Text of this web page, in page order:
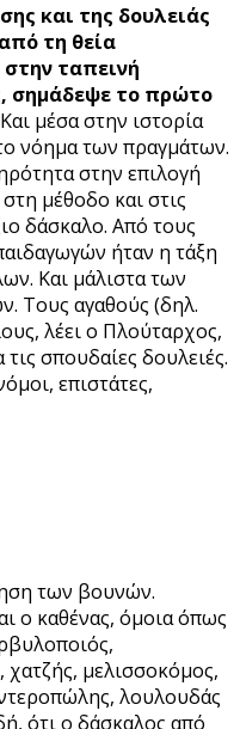
και της δουλειάς
τη θεία
ταπεινή
σημάδεψε το πρώτο
Και μέσα στην ιστορία
νόημα των πραγμάτων.
στην επιλογή
μέθοδο και στις
δάσκαλο. Από τους
ήταν η τάξη
Και μάλιστα των
Τους αγαθούς (δηλ.
λέει ο Πλούταρχος,
σπουδαίες δουλειές.
επιστάτες,
των βουνών.
ο καθένας, όμοια όπως
μελισσοκόμος,
λουλουδάς
ότι ο δάσκαλος από